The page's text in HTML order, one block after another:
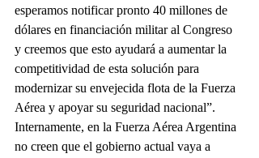
esperamos notificar pronto 40 millones de
dólares en financiación militar al Congreso
y creemos que esto ayudará a aumentar la
competitividad de esta solución para
modernizar su envejecida flota de la Fuerza
Aérea y apoyar su seguridad nacional”.
Internamente, en la Fuerza Aérea Argentina
no creen que el gobierno actual vaya a